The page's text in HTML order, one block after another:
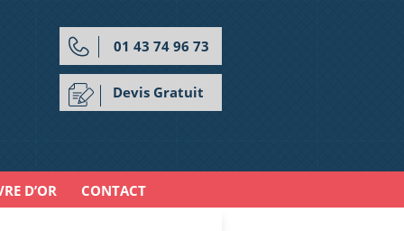
01 43 74 96 73
Devis Gratuit
D’OR CONTACT